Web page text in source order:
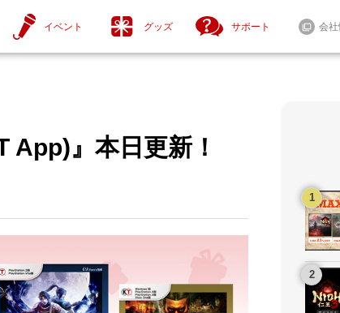
イベント グッズ サポート 会社
Switch™ 2
Switch™
Steam® / Windows®
App)』本日更新！